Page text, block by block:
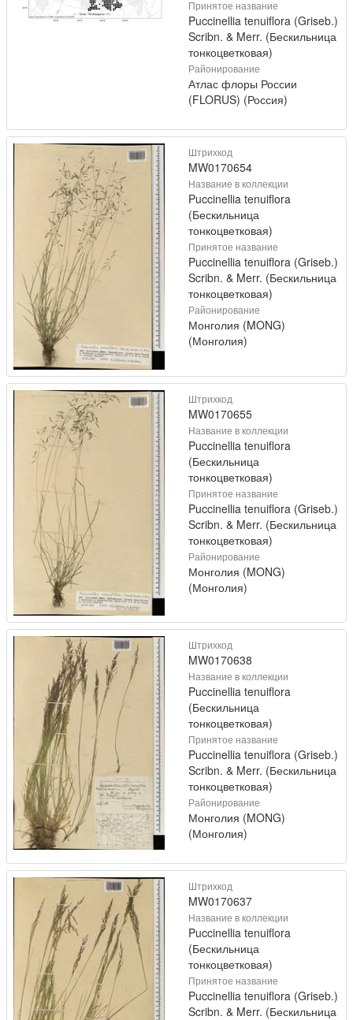
Принятое название
Puccinellia tenuiflora (Griseb.)
Scribn. & Merr. (Бескильница
тонкоцветковая)
Районирование
Атлас флоры России
(FLORUS) (Россия)
Штрихкод
MW0170654
Название в коллекции
Puccinellia tenuiflora
(Бескильница
тонкоцветковая)
Принятое название
Puccinellia tenuiflora (Griseb.)
Scribn. & Merr. (Бескильница
тонкоцветковая)
Районирование
Монголия (MONG)
(Монголия)
Штрихкод
MW0170655
Название в коллекции
Puccinellia tenuiflora
(Бескильница
тонкоцветковая)
Принятое название
Puccinellia tenuiflora (Griseb.)
Scribn. & Merr. (Бескильница
тонкоцветковая)
Районирование
Монголия (MONG)
(Монголия)
Штрихкод
MW0170638
Название в коллекции
Puccinellia tenuiflora
(Бескильница
тонкоцветковая)
Принятое название
Puccinellia tenuiflora (Griseb.)
Scribn. & Merr. (Бескильница
тонкоцветковая)
Районирование
Монголия (MONG)
(Монголия)
Штрихкод
MW0170637
Название в коллекции
Puccinellia tenuiflora
(Бескильница
тонкоцветковая)
Принятое название
Puccinellia tenuiflora (Griseb.)
Scribn. & Merr. (Бескильница